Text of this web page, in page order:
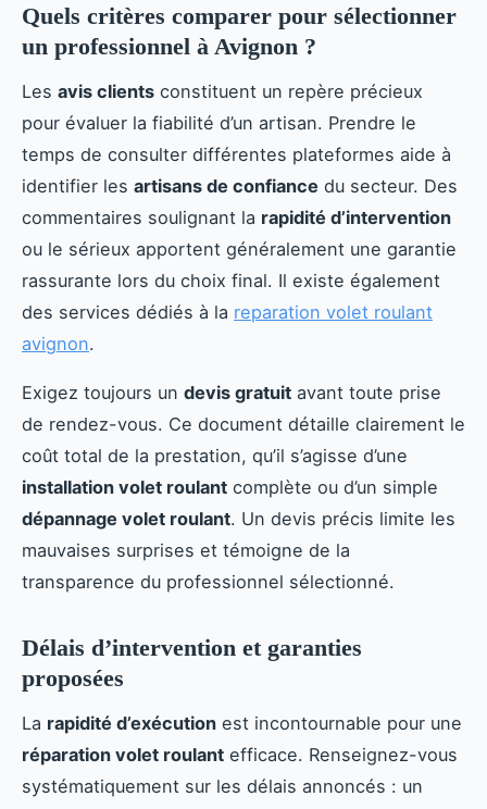
Quels critères comparer pour sélectionner
un professionnel à Avignon ?
Les avis clients constituent un repère précieux
pour évaluer la fiabilité d’un artisan. Prendre le
temps de consulter différentes plateformes aide à
identifier les artisans de confiance du secteur. Des
commentaires soulignant la rapidité d’intervention
ou le sérieux apportent généralement une garantie
rassurante lors du choix final. Il existe également
des services dédiés à la reparation volet roulant
avignon.
Exigez toujours un devis gratuit avant toute prise
de rendez-vous. Ce document détaille clairement le
coût total de la prestation, qu’il s’agisse d’une
installation volet roulant complète ou d’un simple
dépannage volet roulant. Un devis précis limite les
mauvaises surprises et témoigne de la
transparence du professionnel sélectionné.
Délais d’intervention et garanties
proposées
La rapidité d’exécution est incontournable pour une
réparation volet roulant efficace. Renseignez-vous
systématiquement sur les délais annoncés : un